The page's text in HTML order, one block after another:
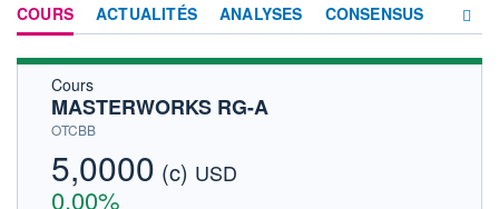
COURS ACTUALITÉS ANALYSES CONSENSUS
Cours
MASTERWORKS RG-A
OTCBB
5,0000 (c) USD
0,00%